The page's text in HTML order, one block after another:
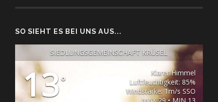
SO SIEHT ES BEI UNS AUS...
SIEDLUNGSGEMEINSCHAFT KRÜSEL
13°
Klarer Himmel
Luftfeuchtigkeit: 85%
Windstärke: 1m/s SSO